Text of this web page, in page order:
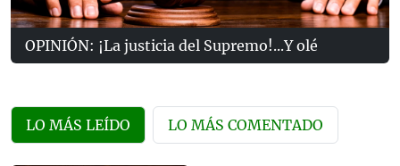
OPINIÓN: ¡La justicia del Supremo!...Y olé
LO MÁS LEÍDO LO MÁS COMENTADO